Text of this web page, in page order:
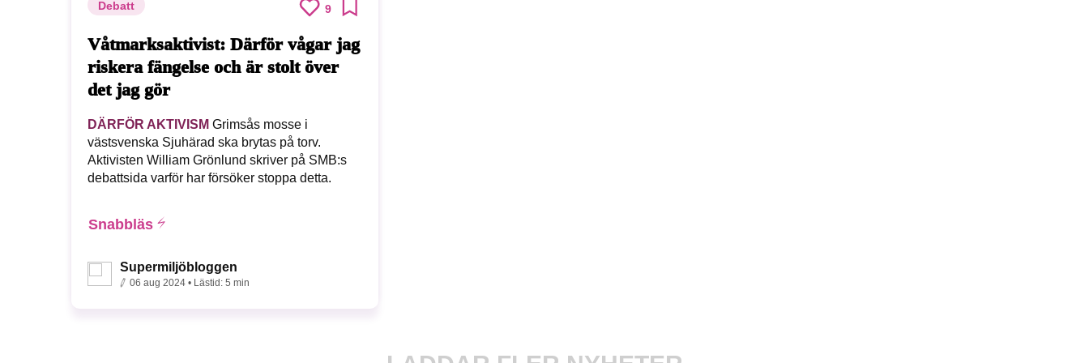
Debatt 9
Våtmarksaktivist: Därför vågar jag
riskera fängelse och är stolt över
det jag gör
DÄRFÖR AKTIVISM Grimsås mosse i
västsvenska Sjuhärad ska brytas på torv.
Aktivisten William Grönlund skriver på SMB:s
debattsida varför har försöker stoppa detta.
Snabbläs
Supermiljöbloggen
06 aug 2024 • Lästid: 5 min